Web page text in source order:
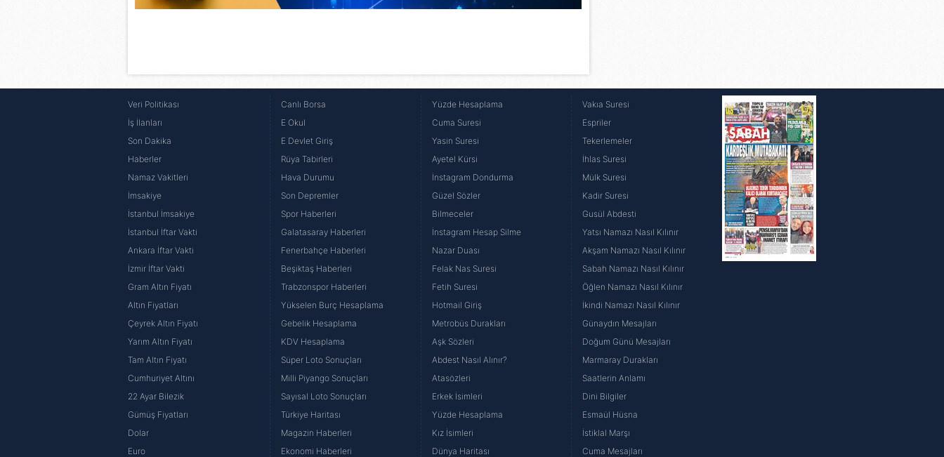
Veri Politikası
İş İlanları
Son Dakika
Haberler
Namaz Vakitleri
İmsakiye
İstanbul İmsakiye
İstanbul İftar Vakti
Ankara İftar Vakti
İzmir İftar Vakti
Gram Altın Fiyatı
Altın Fiyatları
Çeyrek Altın Fiyatı
Yarım Altın Fiyatı
Tam Altın Fiyatı
Cumhuriyet Altını
22 Ayar Bilezik
Gümüş Fiyatları
Dolar
Euro
Canlı Borsa
E Okul
E Devlet Giriş
Rüya Tabirleri
Hava Durumu
Son Depremler
Spor Haberleri
Galatasaray Haberleri
Fenerbahçe Haberleri
Beşiktaş Haberleri
Trabzonspor Haberleri
Yükselen Burç Hesaplama
Gebelik Hesaplama
KDV Hesaplama
Süper Loto Sonuçları
Milli Piyango Sonuçları
Sayısal Loto Sonuçları
Türkiye Haritası
Magazin Haberleri
Ekonomi Haberleri
Yüzde Hesaplama
Cuma Suresi
Yasin Suresi
Ayetel Kürsi
İnstagram Dondurma
Güzel Sözler
Bilmeceler
İnstagram Hesap Silme
Nazar Duası
Felak Nas Suresi
Fetih Suresi
Hotmail Giriş
Metrobüs Durakları
Aşk Sözleri
Abdest Nasıl Alınır?
Atasözleri
Erkek İsimleri
Yüzde Hesaplama
Kız İsimleri
Dünya Haritası
Vakıa Suresi
Espriler
Tekerlemeler
İhlas Suresi
Mülk Suresi
Kadir Suresi
Gusül Abdesti
Yatsı Namazı Nasıl Kılınır
Akşam Namazı Nasıl Kılınır
Sabah Namazı Nasıl Kılınır
Öğlen Namazı Nasıl Kılınır
İkindi Namazı Nasıl Kılınır
Günaydın Mesajları
Doğum Günü Mesajları
Marmaray Durakları
Saatlerin Anlamı
Dini Bilgiler
Esmaül Hüsna
İstiklal Marşı
Cuma Mesajları